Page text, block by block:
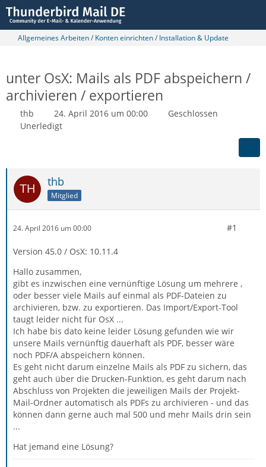
Allgemeines Arbeiten / Konten einrichten / Installation & Update
unter OsX: Mails als PDF abspeichern /
archivieren / exportieren
thb 24. April 2016 um 00:00
Geschlossen
Unerledigt
thb
Mitglied
24. April 2016 um 00:00 #1
Version 45.0 / OsX: 10.11.4
Hallo zusammen,
gibt es inzwischen eine vernünftige Lösung um mehrere ,
oder besser viele Mails auf einmal als PDF-Dateien zu
archivieren, bzw. zu exportieren. Das Import/Export-Tool
taugt leider nicht für OsX ...
Ich habe bis dato keine leider Lösung gefunden wie wir
unsere Mails vernünftig dauerhaft als PDF, besser wäre
noch PDF/A abspeichern können.
Es geht nicht darum einzelne Mails als PDF zu sichern, das
geht auch über die Drucken-Funktion, es geht darum nach
Abschluss von Projekten die jeweiligen Mails der Projekt-
Mail-Ordner automatisch als PDFs zu archivieren - und das
können dann gerne auch mal 500 und mehr Mails drin sein
...
Hat jemand eine Lösung?